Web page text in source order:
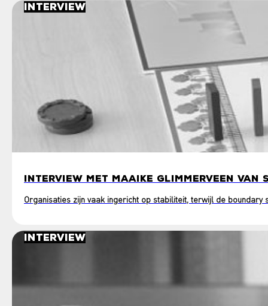
Interview
INTERVIEW MET MAAIKE GLIMMERVEEN VAN
Organisaties zijn vaak ingericht op stabiliteit, terwijl de
Interview